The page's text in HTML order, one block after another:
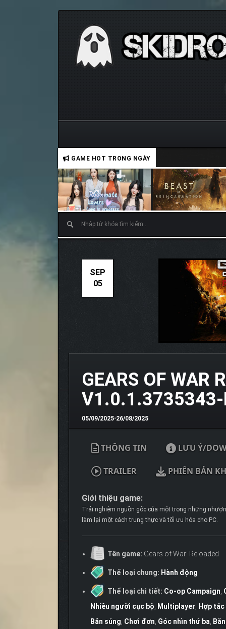
GAME HOT TRONG NGÀY
SEP
05
GEARS OF WAR
V1.0.1.3735343-
05/09/2025•26/08/2025
THÔNG TIN LƯU Ý/
TRAILER PHIÊN BẢN
Giới thiệu game:
Trải nghiệm nguồn gốc của một trong những
làm lại một cách trung thực và tối ưu hóa cho PC.
Tên game: Gears of War: Reloaded
Thể loại chung: Hành động
Thể loại chi tiết: Co-op Campaign,
Nhiều người cục bộ, Multiplayer, Hợp
Bắn súng, Chơi đơn, Góc nhìn thứ ba,